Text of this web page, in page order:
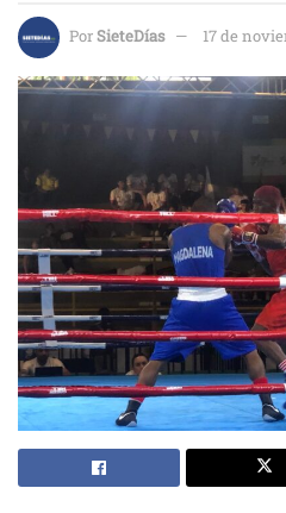
PorSieteDías 17 de